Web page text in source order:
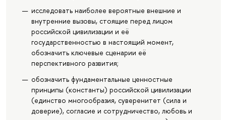
исследовать наиболее вероятные внешние и
внутренние вызовы, стоящие перед лицом
российской цивилизации и её
государственностью в настоящий момент,
обозначить ключевые сценарии её
перспективного развития;
обозначить фундаментальные ценностные
принципы (константы) российской цивилизации
(единство многообразия, суверенитет (сила и
доверие), согласие и сотрудничество, любовь и